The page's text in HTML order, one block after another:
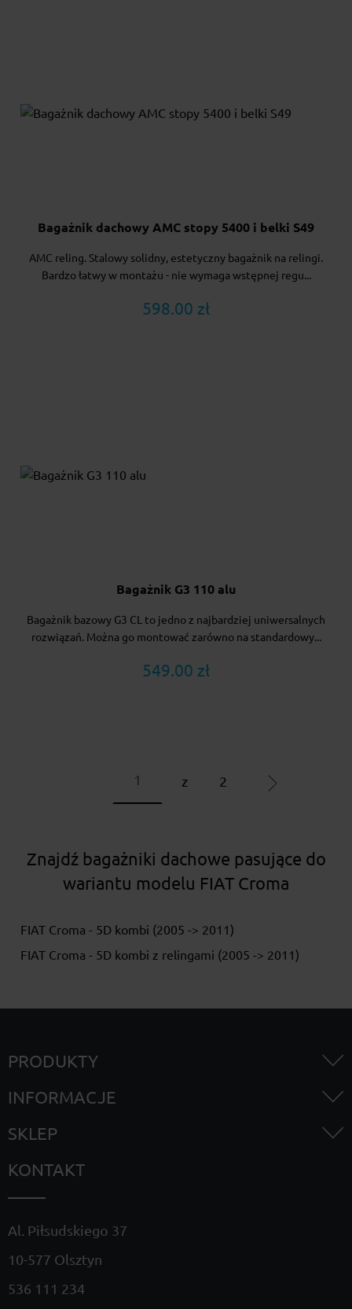
Bagażnik dachowy AMC stopy 5400 i belki S49
AMC reling. Stalowy solidny, estetyczny bagażnik na relingi.
Bardzo łatwy w montażu - nie wymaga wstępnej regu...
598.00 zł
Bagażnik G3 110 alu
Bagażnik bazowy G3 CL to jedno z najbardziej uniwersalnych
rozwiązań. Można go montować zarówno na standardowy...
549.00 zł
z 2
Znajdź bagażniki dachowe pasujące do
wariantu modelu FIAT Croma
FIAT Croma - 5D kombi (2005 -> 2011)
FIAT Croma - 5D kombi z relingami (2005 -> 2011)
PRODUKTY
INFORMACJE
SKLEP
KONTAKT
Al. Piłsudskiego 37
10-577 Olsztyn
536 111 234